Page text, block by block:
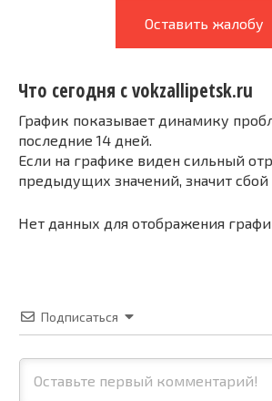
Оставить жалобу
Что сегодня с vokzallipetsk.ru
График показывает динамику
последние 14 дней.
Если на графике виден сильный
предыдущих значений, значит сбой
Нет данных для отображения
Подписаться